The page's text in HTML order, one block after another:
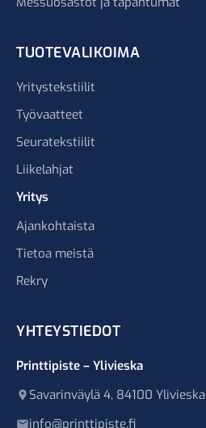
TUOTEVALIKOIMA
Yritystekstiilit
Työvaatteet
Seuratekstiilit
Liikelahjat
Yritys
Ajankohtaista
Tietoa meistä
Rekry
YHTEYSTIEDOT
Printtipiste – Ylivieska
Savarinväylä 4, 84100 Ylivieska
info@printtipiste.fi